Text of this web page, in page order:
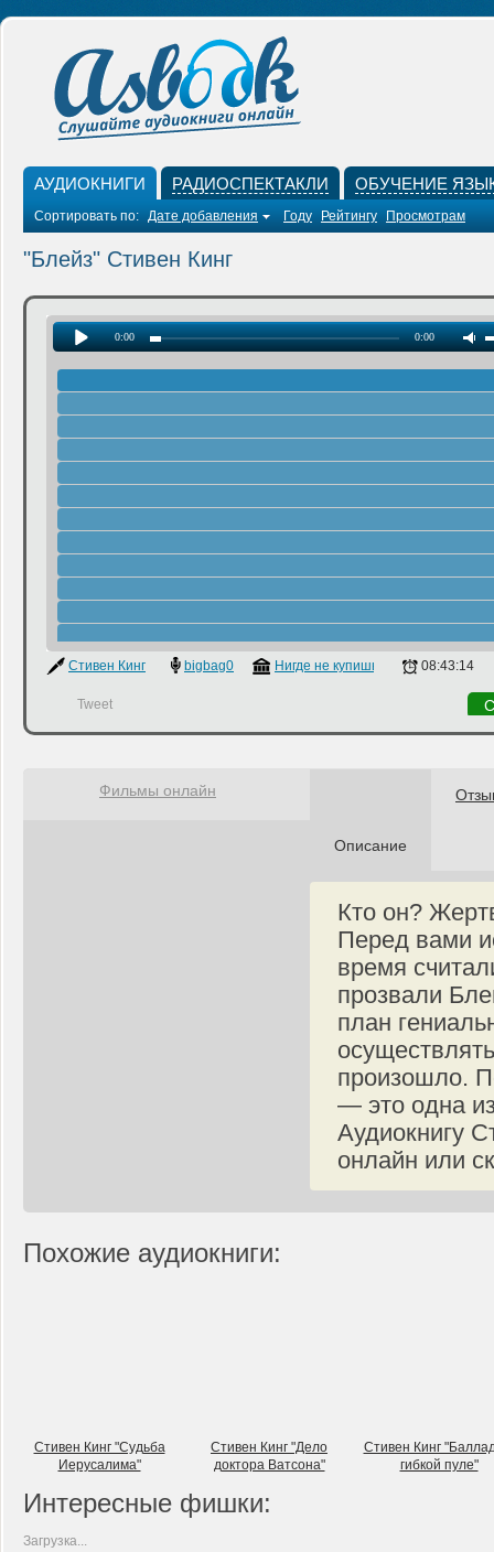
АУДИОКНИГИ РАДИОСПЕКТАКЛИ ОБУЧЕНИЕ
Сортировать по: Дате добавления Году Рейтингу Просмотрам
"Блейз" Стивен Кинг
0:00 0:00
Стивен Кинг bigbag0 Нигде не купишь 08:43:14
Tweet
Описание
Кто он?
Перед вами
время
прозвали
план
произошло.
— это одна
Аудиокнигу
онлайн или
Фильмы онлайн
Похожие аудиокниги:
Стивен Кинг "Судьба
Иерусалима"
Стивен Кинг "Дело
доктора Ватсона"
Стивен Кинг
гибкой пуле"
Интересные фишки:
Загрузка...